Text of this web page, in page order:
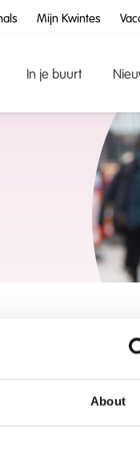
About
Mijn Kwintes
In je buurt